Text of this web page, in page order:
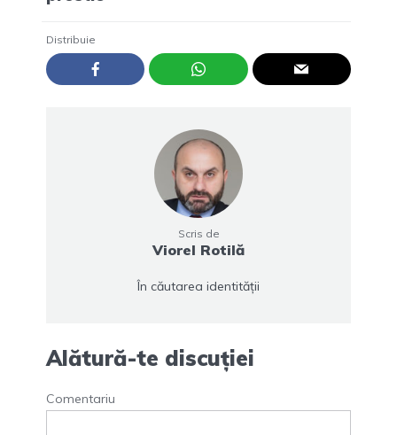
Distribuie
Scris de
Viorel Rotilă
În căutarea identității
Alătură-te discuției
Comentariu